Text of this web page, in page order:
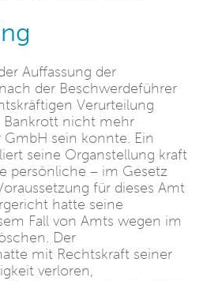
Auffassung der
der Beschwerdeführer
Verurteilung
Bankrott nicht mehr
sein konnte. Ein
seine Organstellung kraft
persönliche – im Gesetz
für dieses Amt
hatte seine
Fall von Amts wegen im
Der
mit Rechtskraft seiner
verloren,